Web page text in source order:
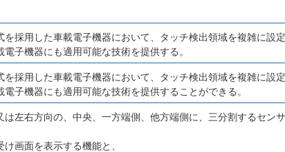
を採用した車載電子機器において、タッチ検出領域を複雑に設
電子機器にも適用可能な技術を提供する。
を採用した車載電子機器において、タッチ検出領域を複雑に設
電子機器にも適用可能な技術を提供することができる。
は左右方向の、中央、一方端側、他方端側に、三分割するセン
画面を表示する機能と、